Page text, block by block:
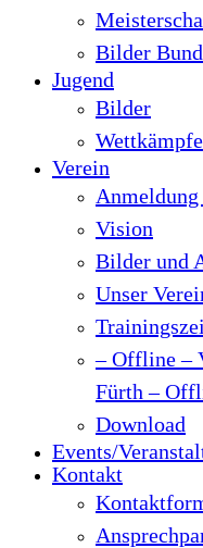
Bilder
Jugend
Bilder
Wettkämpfe
Verein
Vision
Bilder und
Unser
– Offline –
Fürth –
Download
Events/
Kontakt